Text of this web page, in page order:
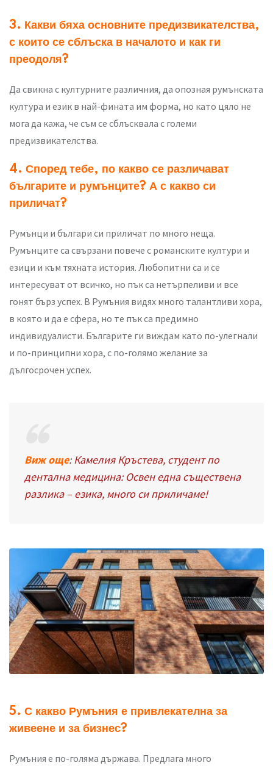
3. Какви бяха основните предизвикателства,
с които се сблъска в началото и как ги
преодоля?
Да свикна с културните различния, да опозная румънската
култура и език в най-фината им форма, но като цяло не
мога да кажа, че съм се сблъсквала с големи
предизвикателства.
4. Според тебе, по какво се различават
българите и румънците? А с какво си
приличат?
Румънци и българи си приличат по много неща.
Румънците са свързани повече с романските култури и
езици и към тяхната история. Любопитни са и се
интересуват от всичко, но пък са нетърпеливи и все
гонят бърз успех. В Румъния видях много талантливи хора,
в която и да е сфера, но те пък са предимно
индивидуалисти. Българите ги виждам като по-улегнали
и по-принципни хора, с по-голямо желание за
дългосрочен успех.
Виж още:Камелия Кръстева, студент по
дентална медицина: Освен една съществена
разлика – езика, много си приличаме!
5. С какво Румъния е привлекателна за
живеене и за бизнес?
Румъния е по-голяма държава. Предлага много